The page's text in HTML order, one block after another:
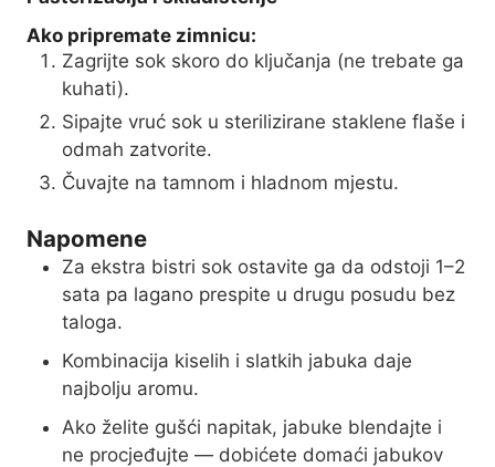
Ako pripremate zimnicu:
Zagrijte sok skoro do ključanja (ne trebate ga
kuhati).
Sipajte vruć sok u sterilizirane staklene flaše i
odmah zatvorite.
Čuvajte na tamnom i hladnom mjestu.
Napomene
Za ekstra bistri sok ostavite ga da odstoji 1–2
sata pa lagano prespite u drugu posudu bez
taloga.
Kombinacija kiselih i slatkih jabuka daje
najbolju aromu.
Ako želite gušći napitak, jabuke blendajte i
ne procjeđujte — dobićete domaći jabukov